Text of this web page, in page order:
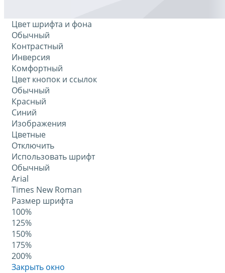
Цвет шрифта и фона
Обычный
Контрастный
Инверсия
Комфортный
Цвет кнопок и ссылок
Обычный
Красный
Синий
Изображения
Цветные
Отключить
Использовать шрифт
Обычный
Arial
Times New Roman
Размер шрифта
100%
125%
150%
175%
200%
Закрыть окно